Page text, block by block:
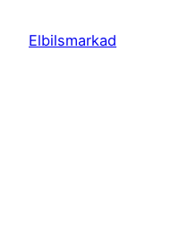
Elbilsmarkad